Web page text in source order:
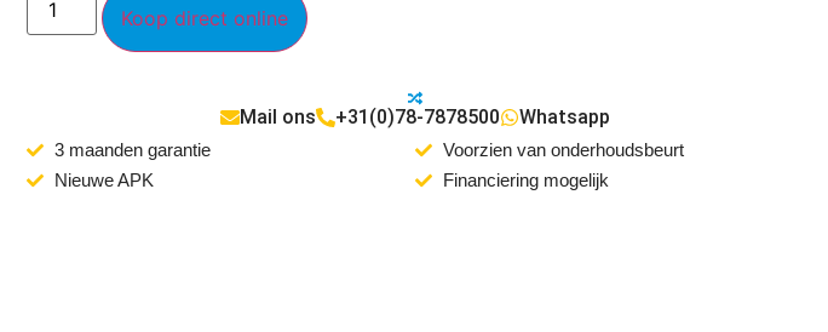
Koop direct online
Mail ons +31(0)78-7878500 Whatsapp
3 maanden garantie
Nieuwe APK
Voorzien van onderhoudsbeurt
Financiering mogelijk